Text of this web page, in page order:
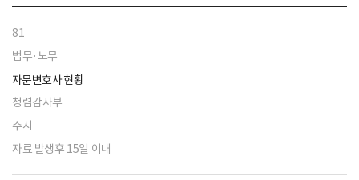
택
81
법무·노무
자문변호사 현황
청렴감사부
수시
자료 발생후 15일 이내